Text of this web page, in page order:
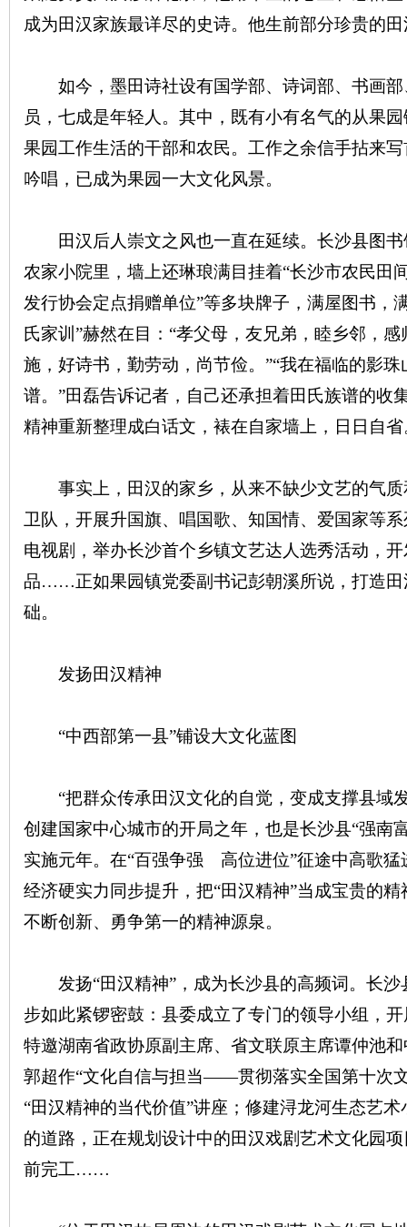
成为田汉家族最详尽的史诗。他生前部分珍贵的
如今，墨田诗社设有国学部、诗词部、书画部
员，七成是年轻人。其中，既有小有名气的从果
果园工作生活的干部和农民。工作之余信手拈来
吟唱，已成为果园一大文化风景。
田汉后人崇文之风也一直在延续。长沙县图书
农家小院里，墙上还琳琅满目挂着“长沙市农民田
发行协会定点捐赠单位”等多块牌子，满屋图书，
氏家训”赫然在目：“孝父母，友兄弟，睦乡邻，
施，好诗书，勤劳动，尚节俭。”“我在福临的影
谱。”田磊告诉记者，自己还承担着田氏族谱的收
精神重新整理成白话文，裱在自家墙上，日日自
事实上，田汉的家乡，从来不缺少文艺的气质
卫队，开展升国旗、唱国歌、知国情、爱国家等
电视剧，举办长沙首个乡镇文艺达人选秀活动，
品……正如果园镇党委副书记彭朝溪所说，打造田
础。
发扬田汉精神
“中西部第一县”铺设大文化蓝图
“把群众传承田汉文化的自觉，变成支撑县域
创建国家中心城市的开局之年，也是长沙县“强
实施元年。在“百强争强 高位进位”征途中高歌猛
经济硬实力同步提升，把“田汉精神”当成宝贵的
不断创新、勇争第一的精神源泉。
发扬“田汉精神”，成为长沙县的高频词。长沙
步如此紧锣密鼓：县委成立了专门的领导小组，
特邀湖南省政协原副主席、省文联原主席谭仲池
郭超作“文化自信与担当——贯彻落实全国第十次
“田汉精神的当代价值”讲座；修建浔龙河生态艺
的道路，正在规划设计中的田汉戏剧艺术文化园
前完工……